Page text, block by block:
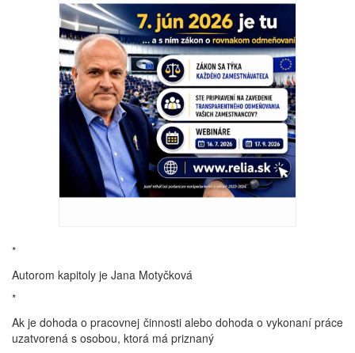
*
Autorom kapitoly je Jana Motyčková
*
Ak je dohoda o pracovnej činnosti alebo dohoda o vykonaní práce
uzatvorená s osobou, ktorá má priznaný